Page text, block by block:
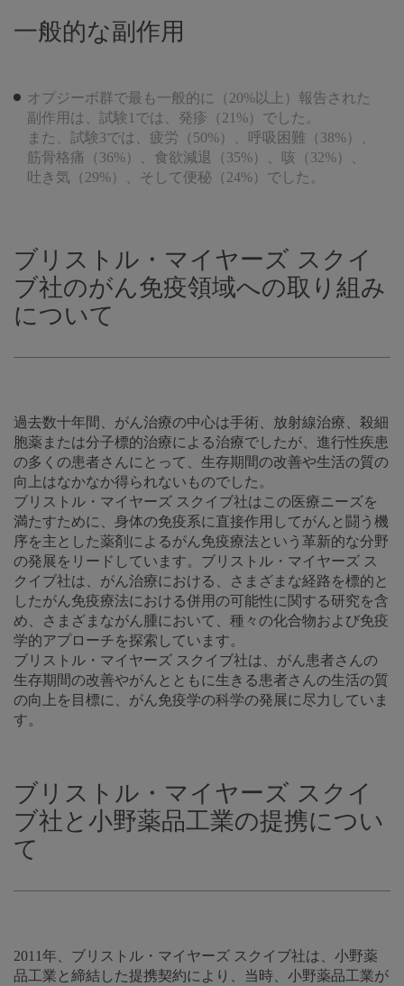
一般的な副作用
オプジーボ群で最も一般的に（20%以上）報告された
副作用は、試験1では、発疹（21%）でした。
また、試験3では、疲労（50%）、呼吸困難（38%）、
筋骨格痛（36%）、食欲減退（35%）、咳（32%）、
吐き気（29%）、そして便秘（24%）でした。
ブリストル・マイヤーズ スクイ
ブ社のがん免疫領域への取り組み
について
過去数十年間、がん治療の中心は手術、放射線治療、殺細
胞薬または分子標的治療による治療でしたが、進行性疾患
の多くの患者さんにとって、生存期間の改善や生活の質の
向上はなかなか得られないものでした。
ブリストル・マイヤーズ スクイブ社はこの医療ニーズを
満たすために、身体の免疫系に直接作用してがんと闘う機
序を主とした薬剤によるがん免疫療法という革新的な分野
の発展をリードしています。ブリストル・マイヤーズ ス
クイブ社は、がん治療における、さまざまな経路を標的と
したがん免疫療法における併用の可能性に関する研究を含
め、さまざまながん腫において、種々の化合物および免疫
学的アプローチを探索しています。
ブリストル・マイヤーズ スクイブ社は、がん患者さんの
生存期間の改善やがんとともに生きる患者さんの生活の質
の向上を目標に、がん免疫学の科学の発展に尽力していま
す。
ブリストル・マイヤーズ スクイ
ブ社と小野薬品工業の提携につい
て
2011年、ブリストル・マイヤーズ スクイブ社は、小野薬
品工業と締結した提携契約により、当時、小野薬品工業が